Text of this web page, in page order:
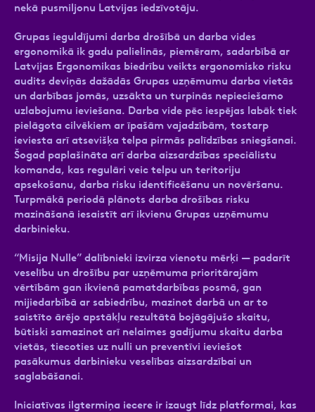
nekā pusmiljonu Latvijas iedzīvotāju.
Grupas ieguldījumi darba drošībā un darba vides
ergonomikā ik gadu palielinās, piemēram, sadarbībā ar
Latvijas Ergonomikas biedrību veikts ergonomisko risku
audits deviņās dažādās Grupas uzņēmumu darba vietās
un darbības jomās, uzsākta un turpinās nepieciešamo
uzlabojumu ieviešana. Darba vide pēc iespējas labāk tiek
pielāgota cilvēkiem ar īpašām vajadzībām, tostarp
ieviesta arī atsevišķa telpa pirmās palīdzības sniegšanai.
Šogad paplašināta arī darba aizsardzības speciālistu
komanda, kas regulāri veic telpu un teritoriju
apsekošanu, darba risku identificēšanu un novēršanu.
Turpmākā periodā plānots darba drošības risku
mazināšanā iesaistīt arī ikvienu Grupas uzņēmumu
darbinieku.
“Misija Nulle” dalībnieki izvirza vienotu mērķi — padarīt
veselību un drošību par uzņēmuma prioritārajām
vērtībām gan ikvienā pamatdarbības posmā, gan
mijiedarbībā ar sabiedrību, mazinot darbā un ar to
saistīto ārējo apstākļu rezultātā bojāgājušo skaitu,
būtiski samazinot arī nelaimes gadījumu skaitu darba
vietās, tiecoties uz nulli un preventīvi ieviešot
pasākumus darbinieku veselības aizsardzībai un
saglabāšanai.
Iniciatīvas ilgtermiņa iecere ir izaugt līdz platformai, kas